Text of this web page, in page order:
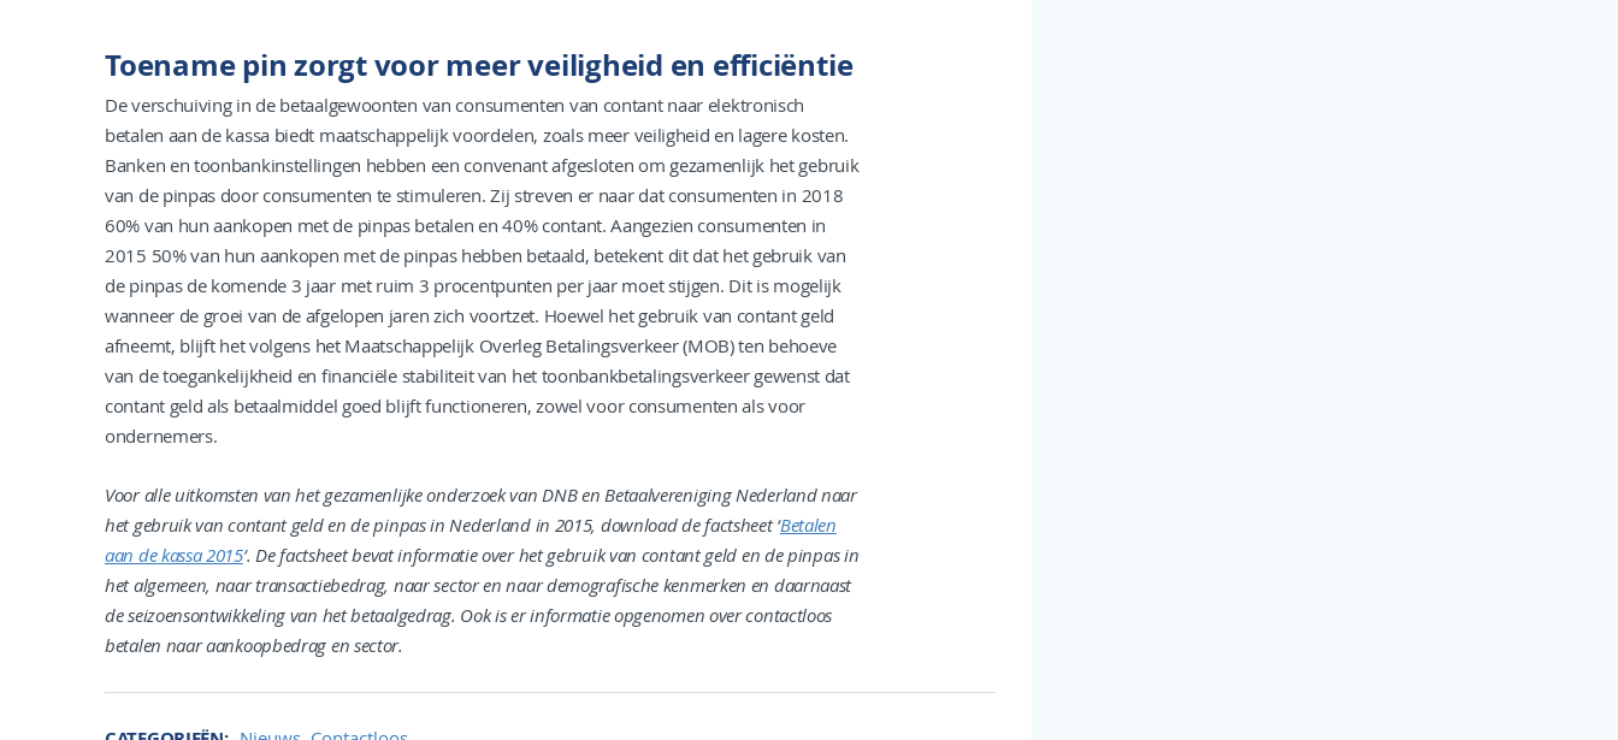
Toename pin zorgt voor meer veiligheid en efficiëntie
De verschuiving in de betaalgewoonten van consumenten van contant naar elektronisch
betalen aan de kassa biedt maatschappelijk voordelen, zoals meer veiligheid en lagere kosten.
Banken en toonbankinstellingen hebben een convenant afgesloten om gezamenlijk het gebruik
van de pinpas door consumenten te stimuleren. Zij streven er naar dat consumenten in 2018
60% van hun aankopen met de pinpas betalen en 40% contant. Aangezien consumenten in
2015 50% van hun aankopen met de pinpas hebben betaald, betekent dit dat het gebruik van
de pinpas de komende 3 jaar met ruim 3 procentpunten per jaar moet stijgen. Dit is mogelijk
wanneer de groei van de afgelopen jaren zich voortzet. Hoewel het gebruik van contant geld
afneemt, blijft het volgens het Maatschappelijk Overleg Betalingsverkeer (MOB) ten behoeve
van de toegankelijkheid en financiële stabiliteit van het toonbankbetalingsverkeer gewenst dat
contant geld als betaalmiddel goed blijft functioneren, zowel voor consumenten als voor
ondernemers.
Voor alle uitkomsten van het gezamenlijke onderzoek van DNB en Betaalvereniging Nederland naar
het gebruik van contant geld en de pinpas in Nederland in 2015, download de factsheet ‘Betalen
aan de kassa 2015‘. De factsheet bevat informatie over het gebruik van contant geld en de pinpas in
het algemeen, naar transactiebedrag, naar sector en naar demografische kenmerken en daarnaast
de seizoensontwikkeling van het betaalgedrag. Ook is er informatie opgenomen over contactloos
betalen naar aankoopbedrag en sector.